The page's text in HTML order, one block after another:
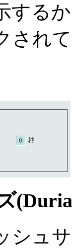
する
され
シュ